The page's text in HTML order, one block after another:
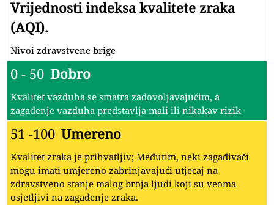
Vrijednosti indeksa kvalitete zraka
(AQI).
Nivoi zdravstvene brige
0 - 50 Dobro
Kvalitet vazduha se smatra zadovoljavajućim, a
zagađenje vazduha predstavlja mali ili nikakav rizik
51 -100 Umereno
Kvalitet zraka je prihvatljiv; Međutim, neki zagađivači
mogu imati umjereno zabrinjavajući utjecaj na
zdravstveno stanje malog broja ljudi koji su veoma
osjetljivi na zagađenje zraka.